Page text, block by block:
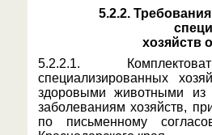
5.2.2.
хозяйств
5.2.2.1.
специализированных
здоровыми животными
заболеваниям хозяйств,
по письменному